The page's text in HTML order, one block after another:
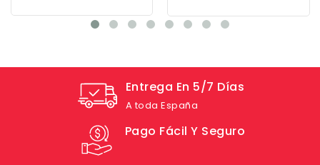
Entrega En 5/7 Días
A toda España
Pago Fácil Y Seguro